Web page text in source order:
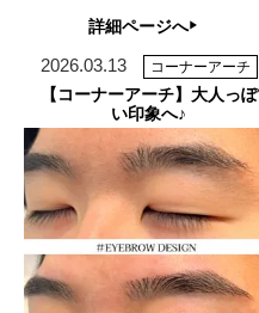
詳細ページへ
2026.03.13 コーナーアーチ
【コーナーアーチ】大人っぽ
い印象へ♪